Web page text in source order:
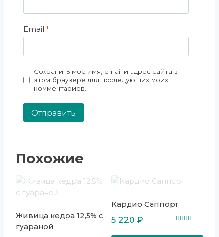
Email *
Сохранить моё имя, email и адрес сайта в
этом браузере для последующих моих
комментариев.
Похожие
Живица кедра 12,5% с
гуараной
Кардио Саппорт
5 220 ₽